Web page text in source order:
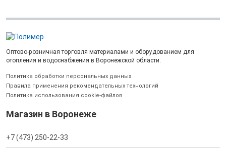
Оптово-розничная торговля материалами и оборудованием для
отопления и водоснабжения в Воронежской области.
Политика обработки персональных данных
Правила применения рекомендательных технологий
Политика использования cookie-файлов
Магазин в Воронеже
+7 (473) 250-22-33